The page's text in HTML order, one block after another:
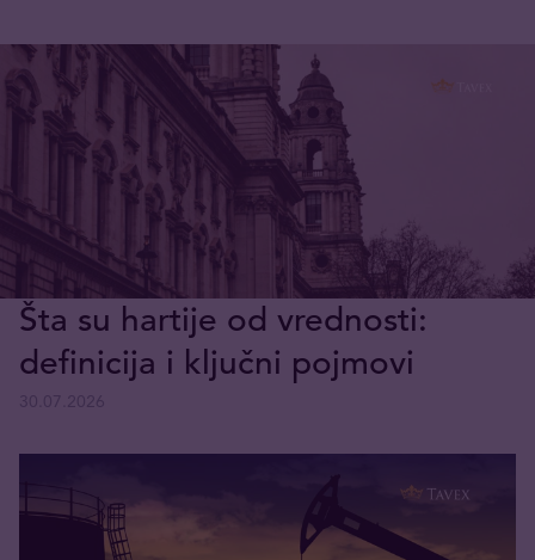
Šta su hartije od vrednosti:
definicija i ključni pojmovi